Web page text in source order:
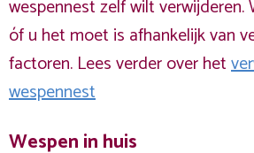
wespennest zelf wilt verwijderen.
óf u het moet is afhankelijk van
factoren. Lees verder over het
wespennest
Wespen in huis